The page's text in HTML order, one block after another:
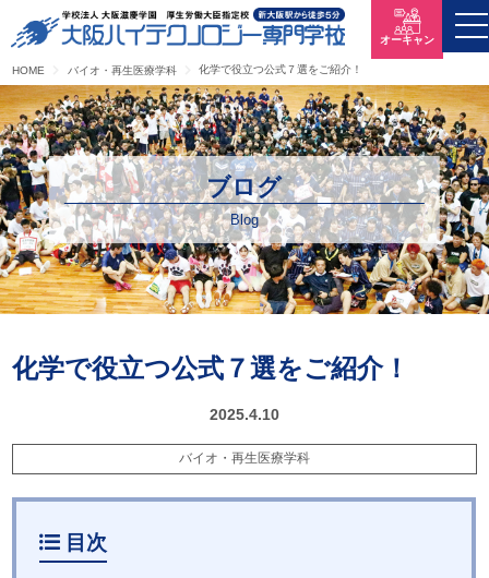
HOME バイオ・再生医療学科 化学で役立つ公式７選をご紹介！
オーキャン
ブログ
Blog
化学で役立つ公式７選をご紹介！
2025.4.10
バイオ・再生医療学科
目次